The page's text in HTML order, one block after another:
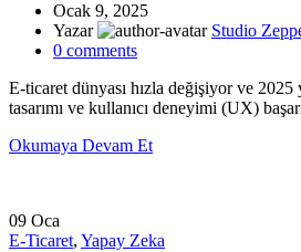
Ocak 9, 2025
Yazar
Studio
0 comments
E-ticaret dünyası hızla değişiyor ve 2025
tasarımı ve kullanıcı deneyimi (UX)
Okumaya Devam Et
09 Oca
E-Ticaret, Yapay Zeka